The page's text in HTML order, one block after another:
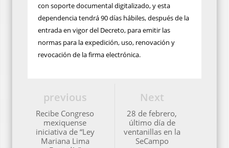
con soporte documental digitalizado, y esta
dependencia tendrá 90 días hábiles, después de la
entrada en vigor del Decreto, para emitir las
normas para la expedición, uso, renovación y
revocación de la firma electrónica.
Next
28 de febrero,
último día de
ventanillas en la
SeCampo
previous
Recibe Congreso
mexiquense
iniciativa de “Ley
Mariana Lima